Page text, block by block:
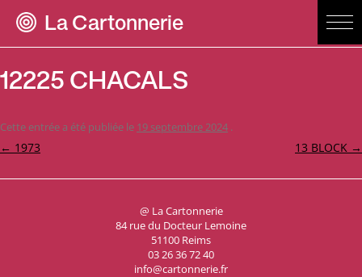
La Cartonnerie
12225 CHACALS
Cette entrée a été publiée le 19 septembre 2024 .
Navigation
← 1973 13 BLOCK →
@ La Cartonnerie
84 rue du Docteur Lemoine
51100 Reims
03 26 36 72 40
info@cartonnerie.fr